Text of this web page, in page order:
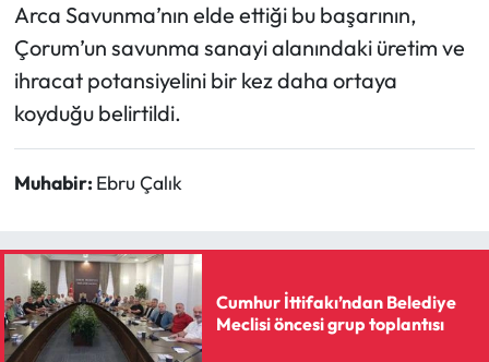
Arca Savunma’nın elde ettiği bu başarının,
Çorum’un savunma sanayi alanındaki üretim ve
ihracat potansiyelini bir kez daha ortaya
koyduğu belirtildi.
Muhabir: Ebru Çalık
Cumhur İttifakı’ndan Belediye
Meclisi öncesi grup toplantısı
Resmi İlan
Resmi Reklam
Siyaset
Spor
Sungurlu Haberleri